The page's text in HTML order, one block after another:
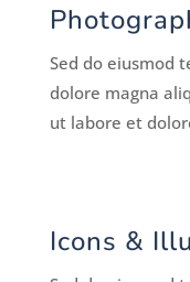
Sed do eiusmod
dolore magna
ut labore et
Icons &